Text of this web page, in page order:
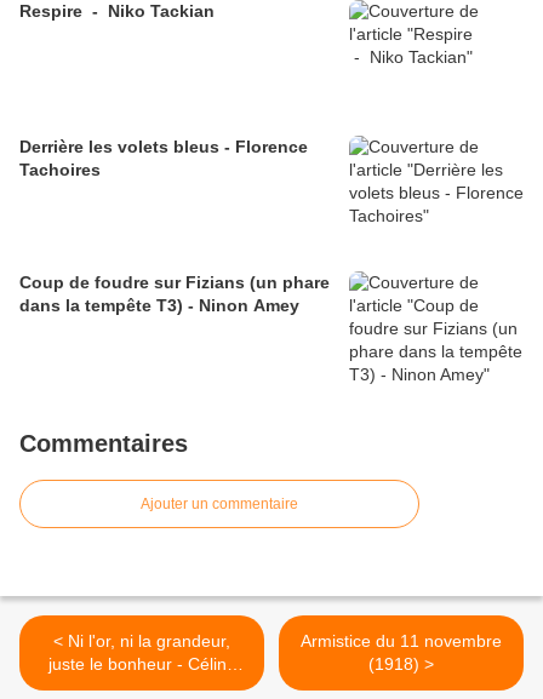
Respire - Niko Tackian
Derrière les volets bleus - Florence
Tachoires
Coup de foudre sur Fizians (un phare
dans la tempête T3) - Ninon Amey
Commentaires
Ajouter un commentaire
< Ni l'or, ni la grandeur,
juste le bonheur - Céline
Fuentès
Armistice du 11 novembre
(1918) >